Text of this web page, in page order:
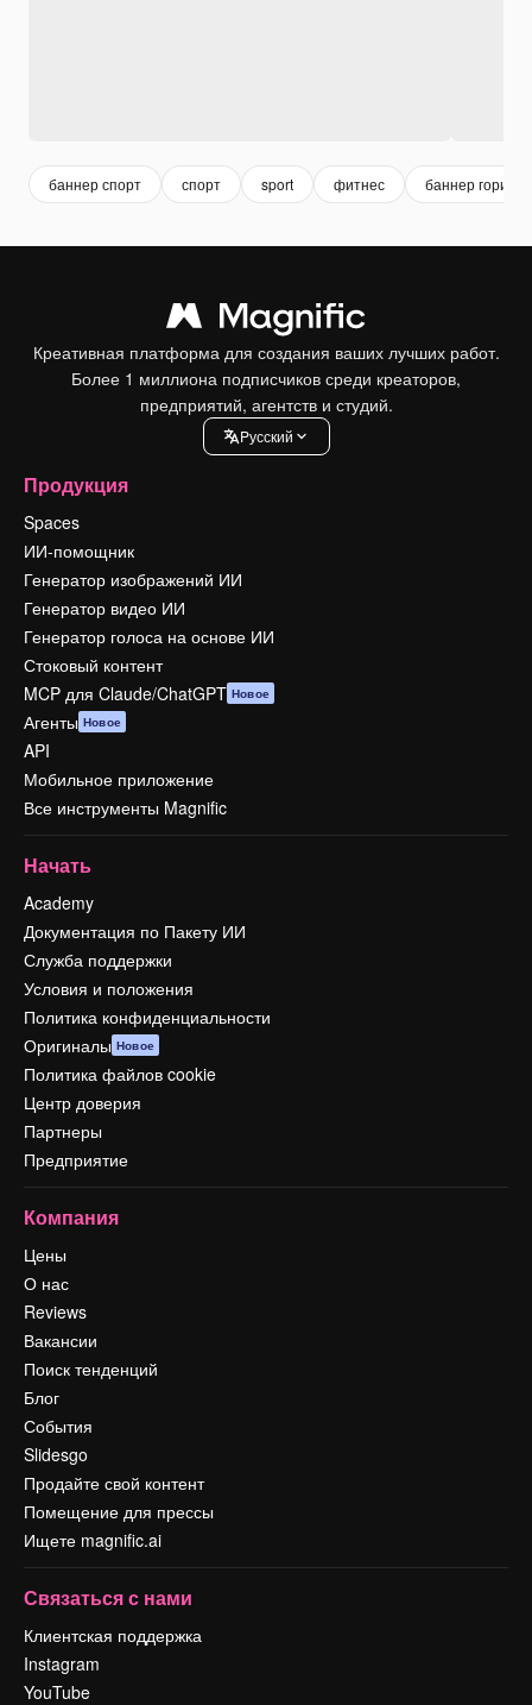
баннер спорт спорт sport фитнес баннер
Креативная платформа для создания ваших лучших работ.
Более 1 миллиона подписчиков среди креаторов,
предприятий, агентств и студий.
Pусский
Продукция
Spaces
ИИ-помощник
Генератор изображений ИИ
Генератор видео ИИ
Генератор голоса на основе ИИ
Стоковый контент
MCP для Claude/ChatGPT Новое
Агенты Новое
API
Мобильное приложение
Все инструменты Magnific
Начать
Academy
Документация по Пакету ИИ
Служба поддержки
Условия и положения
Политика конфиденциальности
Оригиналы Новое
Политика файлов cookie
Центр доверия
Партнеры
Предприятие
Компания
Цены
О нас
Reviews
Вакансии
Поиск тенденций
Блог
События
Slidesgo
Продайте свой контент
Помещение для прессы
Ищете magnific.ai
Связаться с нами
Клиентская поддержка
Instagram
YouTube